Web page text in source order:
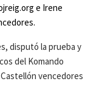
e Irene
disputó la prueba y
del Komando
vencedores